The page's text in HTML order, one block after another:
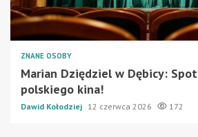
ZNANE OSOBY
Marian Dziędziel w Dębicy:
polskiego kina!
Dawid Kołodziej 12 czerwca 2026 172